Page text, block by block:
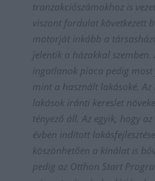
tranzakciószámokhoz is
viszont fordulat következett
motorját inkább a
jelentik a házakkal szemben.
ingatlanok piaca pedig
mint a használt lakásoké. Az
lakások iránti kereslet
tényező áll. Az egyik, hogy
évben indított
köszönhetően a kínálat is
pedig az Otthon Start